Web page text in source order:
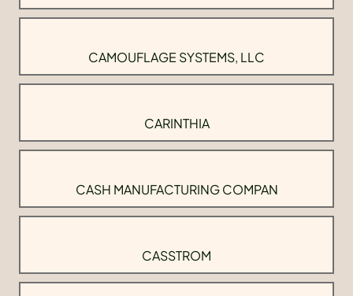
CAMOUFLAGE SYSTEMS, LLC
CARINTHIA
CASH MANUFACTURING COMPAN
CASSTROM